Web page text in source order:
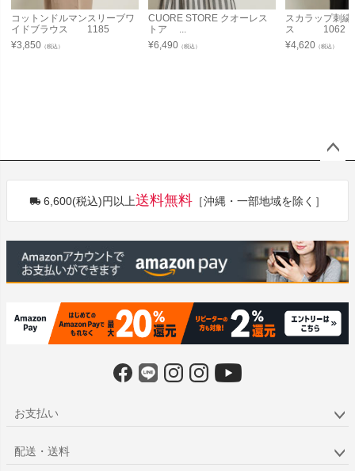
コットンドルマンスリーブワ
イドブラウス 1185
¥3,850 （税込）
CUORE STORE クオーレス
トア ...
¥6,490 （税込）
スカラップ刺
ス 1062
¥4,620 （税込）
へ
6,600(税込)円以上送料無料 ［沖縄・一部地域を除く］
お支払い
配送・送料